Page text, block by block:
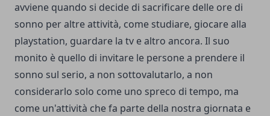
avviene quando si decide di sacrificare delle ore di
sonno per altre attività, come studiare, giocare alla
playstation, guardare la tv e altro ancora. Il suo
monito è quello di invitare le persone a prendere il
sonno sul serio, a non sottovalutarlo, a non
considerarlo solo come uno spreco di tempo, ma
come un'attività che fa parte della nostra giornata e